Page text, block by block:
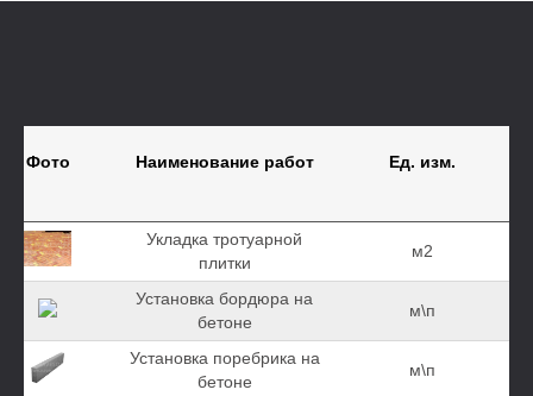
Фото Наименование работ Ед. изм.
Укладка тротуарной
плитки
м2
Установка бордюра на
бетоне
м\п
Установка поребрика на
бетоне
м\п